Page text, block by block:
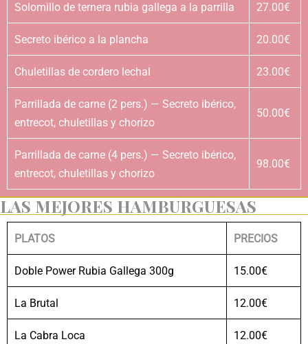
Solomillo de ternera rubia gallega a la parrilla 27.00€
Secreto ibérico a la plancha 20.00€
Chuletillas de cordero lechal 23.00€
Parrillada de carne (2 pers.) — Secreto ibérico,
entrecot, chuletillas y chorizo
50.00€
Parrillada de carne (4 pers.) — Secreto ibérico,
entrecot, chuletillas y chorizo
98.00€
LAS MEJORES HAMBURGUESAS
PLATOS PRECIOS
Doble Power Rubia Gallega 300g 15.00€
La Brutal 12.00€
La Cabra Loca 12.00€